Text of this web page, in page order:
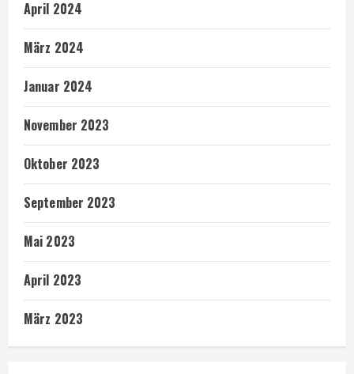
April 2024
März 2024
Januar 2024
November 2023
Oktober 2023
September 2023
Mai 2023
April 2023
März 2023